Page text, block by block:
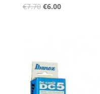
€7.70 Oorspronkelijke
€6.00Huidige